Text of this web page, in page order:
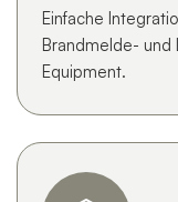
Einfache
Brandmelde- und
Equipment.